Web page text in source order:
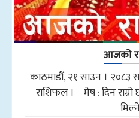
आजको
काठमाडौँ, २१ साउन । २०८३
राशिफल । मेष : दिन राम्रो